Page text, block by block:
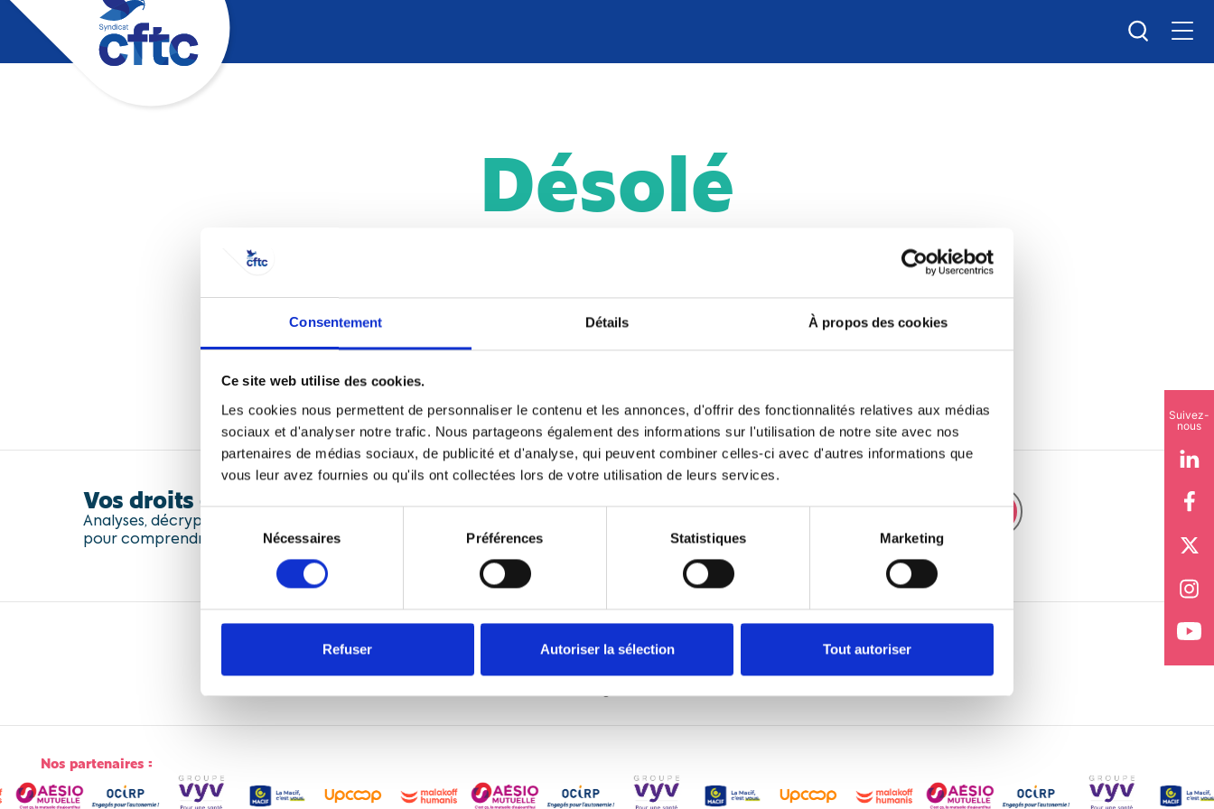
Consentement Détails À propos des cookies
Ce site web utilise des cookies.
Les cookies nous permettent de personnaliser le contenu et les annonces, d'offrir des fonctionnalités relatives aux médias
sociaux et d'analyser notre trafic. Nous partageons également des informations sur l'utilisation de notre site avec nos
partenaires de médias sociaux, de publicité et d'analyse, qui peuvent combiner celles-ci avec d'autres informations que
vous leur avez fournies ou qu'ils ont collectées lors de votre utilisation de leurs services.
Sélection
du
consentement
Nécessaires Préférences Statistiques Marketing
Refuser Autoriser la sélection Tout autoriser
Recherche
Suivez-
nous
Désolé
SE CONNECTER
Vos droits et l'actualité sociale, enfin clairs !
Analyses, décryptages et conseils : chaque mois, recevez l'essentiel
pour comprendre vos droits et les enjeux sociaux et économiques.
J'accepte de recevoir les communications de la CFTC
Désinscription en 1 clic
JE M'ABONNE
Nos partenaires :
Nous contacter